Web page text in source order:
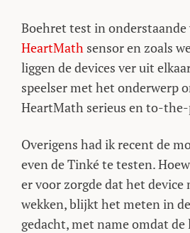
Boehret test in onderstaande
HeartMath sensor en zoals
liggen de devices ver uit
speelser met het onderwerp
HeartMath serieus en to-
Overigens had ik recent de
even de Tinké te testen.
er voor zorgde dat het
wekken, blijkt het meten in
gedacht, met name omdat